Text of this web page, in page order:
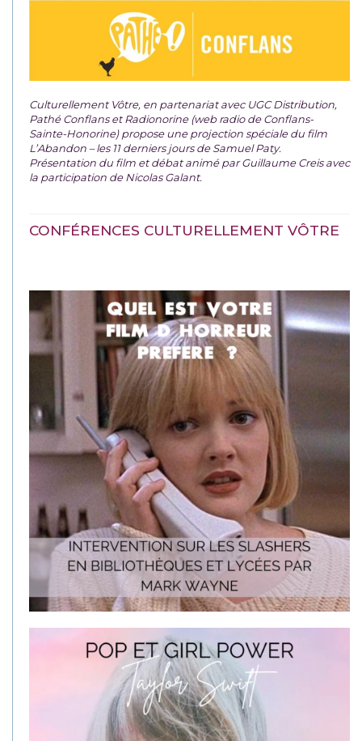
Culturellement Vôtre, en partenariat avec UGC Distribution,
Pathé Conflans et Radionorine (web radio de Conflans-
Sainte-Honorine) propose une projection spéciale du film
L’Abandon – les 11 derniers jours de Samuel Paty.
Présentation du film et débat animé par Guillaume Creis avec
la participation de Nicolas Galant.
CONFÉRENCES CULTURELLEMENT VÔTRE